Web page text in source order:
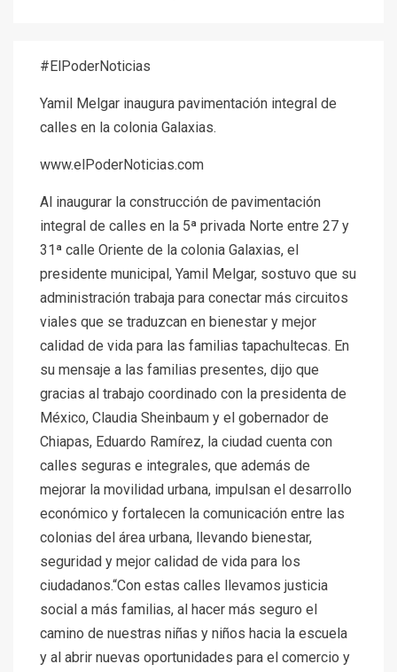
#ElPoderNoticias
Yamil Melgar inaugura pavimentación integral de
calles en la colonia Galaxias.
www.elPoderNoticias.com
Al inaugurar la construcción de pavimentación
integral de calles en la 5ª privada Norte entre 27 y
31ª calle Oriente de la colonia Galaxias, el
presidente municipal, Yamil Melgar, sostuvo que su
administración trabaja para conectar más circuitos
viales que se traduzcan en bienestar y mejor
calidad de vida para las familias tapachultecas. En
su mensaje a las familias presentes, dijo que
gracias al trabajo coordinado con la presidenta de
México, Claudia Sheinbaum y el gobernador de
Chiapas, Eduardo Ramírez, la ciudad cuenta con
calles seguras e integrales, que además de
mejorar la movilidad urbana, impulsan el desarrollo
económico y fortalecen la comunicación entre las
colonias del área urbana, llevando bienestar,
seguridad y mejor calidad de vida para los
ciudadanos.“Con estas calles llevamos justicia
social a más familias, al hacer más seguro el
camino de nuestras niñas y niños hacia la escuela
y al abrir nuevas oportunidades para el comercio y